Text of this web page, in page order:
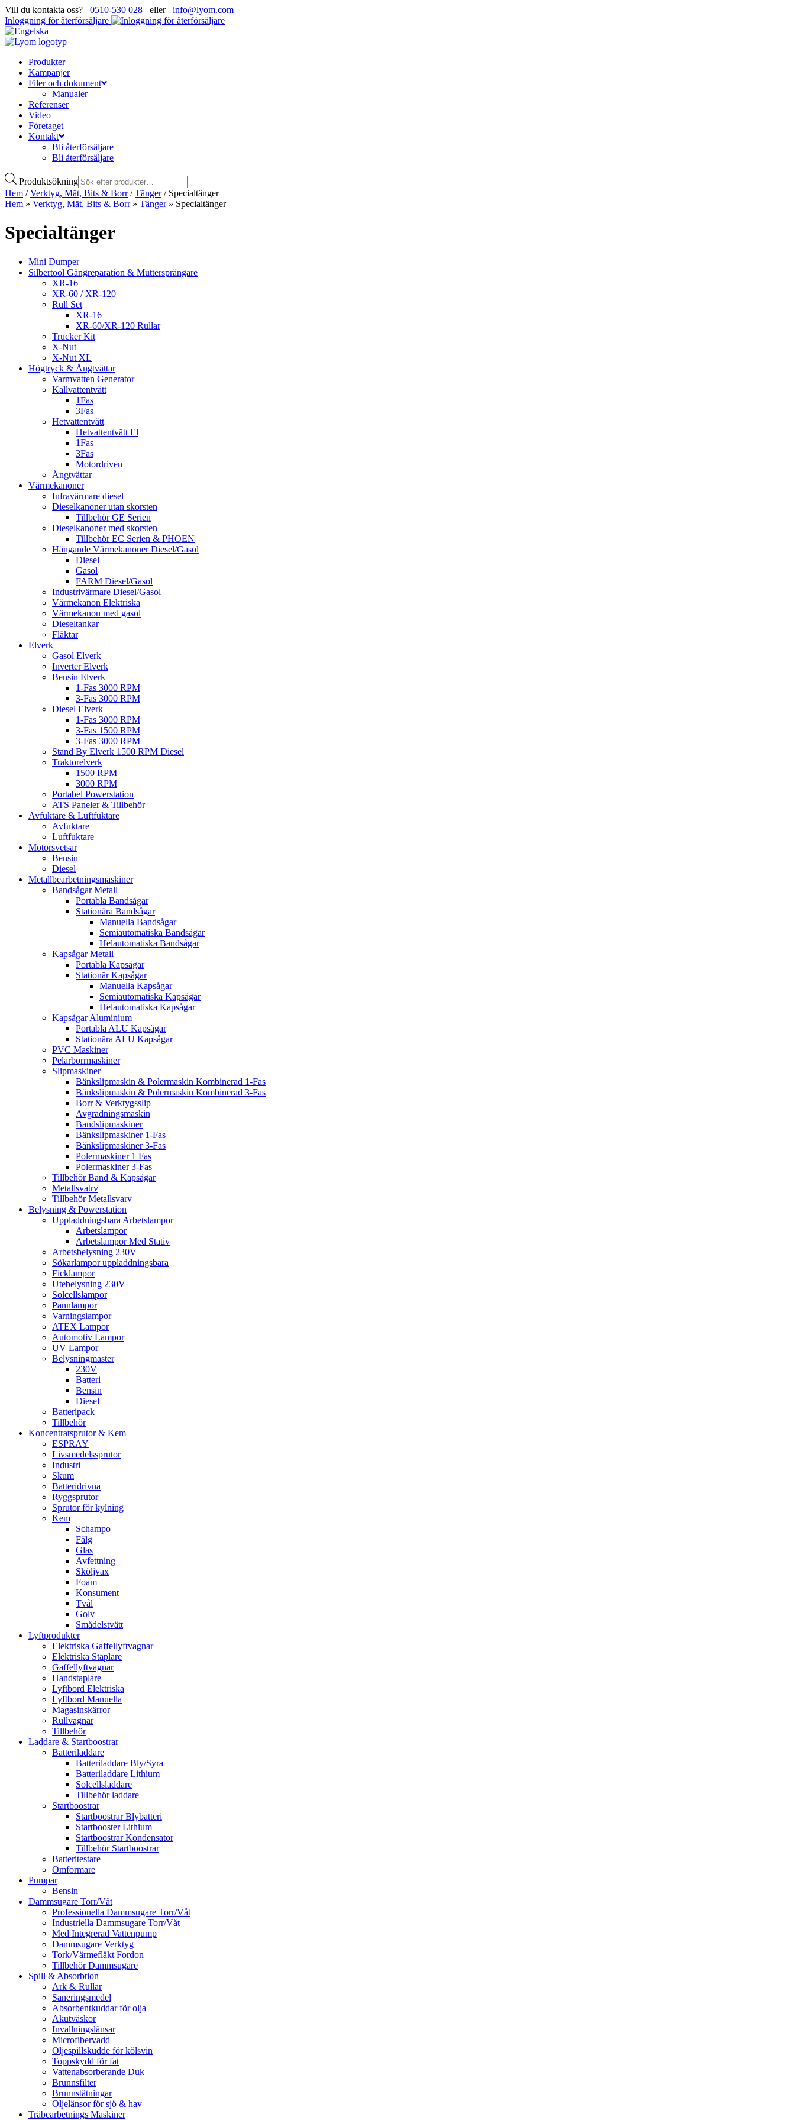
Vill du kontakta oss? 0510-530 028 eller
info@lyom.com
Inloggning för återförsäljare
Produkter
Kampanjer
Filer och dokument
Manualer
Referenser
Video
Företaget
Kontakt
Bli återförsäljare
Bli återförsäljare
Produktsökning
Hem /Verktyg, Mät, Bits & Borr/Tänger/ Specialtänger
Hem » Verktyg, Mät, Bits & Borr» Tänger» Specialtänger
Specialtänger
Mini Dumper
Silbertool Gängreparation & Muttersprängare
XR-16
XR-60 / XR-120
Rull Set
XR-16
XR-60/XR-120 Rullar
Trucker Kit
X-Nut
X-Nut XL
Högtryck & Ångtvättar
Varmvatten Generator
Kallvattentvätt
1Fas
3Fas
Hetvattentvätt
Hetvattentvätt El
1Fas
3Fas
Motordriven
Ångtvättar
Värmekanoner
Infravärmare diesel
Dieselkanoner utan skorsten
Tillbehör GE Serien
Dieselkanoner med skorsten
Tillbehör EC Serien & PHOEN
Hängande Värmekanoner Diesel/Gasol
Diesel
Gasol
FARM Diesel/Gasol
Industrivärmare Diesel/Gasol
Värmekanon Elektriska
Värmekanon med gasol
Dieseltankar
Fläktar
Elverk
Gasol Elverk
Inverter Elverk
Bensin Elverk
1-Fas 3000 RPM
3-Fas 3000 RPM
Diesel Elverk
1-Fas 3000 RPM
3-Fas 1500 RPM
3-Fas 3000 RPM
Stand By Elverk 1500 RPM Diesel
Traktorelverk
1500 RPM
3000 RPM
Portabel Powerstation
ATS Paneler & Tillbehör
Avfuktare & Luftfuktare
Avfuktare
Luftfuktare
Motorsvetsar
Bensin
Diesel
Metallbearbetningsmaskiner
Bandsågar Metall
Portabla Bandsågar
Stationära Bandsågar
Manuella Bandsågar
Semiautomatiska Bandsågar
Helautomatiska Bandsågar
Kapsågar Metall
Portabla Kapsågar
Stationär Kapsågar
Manuella Kapsågar
Semiautomatiska Kapsågar
Helautomatiska Kapsågar
Kapsågar Aluminium
Portabla ALU Kapsågar
Stationära ALU Kapsågar
PVC Maskiner
Pelarborrmaskiner
Slipmaskiner
Bänkslipmaskin & Polermaskin Kombinerad 1-Fas
Bänkslipmaskin & Polermaskin Kombinerad 3-Fas
Borr & Verktygsslip
Avgradningsmaskin
Bandslipmaskiner
Bänkslipmaskiner 1-Fas
Bänkslipmaskiner 3-Fas
Polermaskiner 1 Fas
Polermaskiner 3-Fas
Tillbehör Band & Kapsågar
Metallsvatrv
Tillbehör Metallsvarv
Belysning & Powerstation
Uppladdningsbara Arbetslampor
Arbetslampor
Arbetslampor Med Stativ
Arbetsbelysning 230V
Sökarlampor uppladdningsbara
Ficklampor
Utebelysning 230V
Solcellslampor
Pannlampor
Varningslampor
ATEX Lampor
Automotiv Lampor
UV Lampor
Belysningmaster
230V
Batteri
Bensin
Diesel
Batteripack
Tillbehör
Koncentratsprutor & Kem
ESPRAY
Livsmedelssprutor
Industri
Skum
Batteridrivna
Ryggsprutor
Sprutor för kylning
Kem
Schampo
Fälg
Glas
Avfettning
Sköljvax
Foam
Konsument
Tvål
Golv
Smådelstvätt
Lyftprodukter
Elektriska Gaffellyftvagnar
Elektriska Staplare
Gaffellyftvagnar
Handstaplare
Lyftbord Elektriska
Lyftbord Manuella
Magasinskärror
Rullvagnar
Tillbehör
Laddare & Startboostrar
Batteriladdare
Batteriladdare Bly/Syra
Batteriladdare Lithium
Solcellsladdare
Tillbehör laddare
Startboostrar
Startboostrar Blybatteri
Startbooster Lithium
Startboostrar Kondensator
Tillbehör Startboostrar
Batteritestare
Omformare
Pumpar
Bensin
Dammsugare Torr/Våt
Professionella Dammsugare Torr/Våt
Industriella Dammsugare Torr/Våt
Med Integrerad Vattenpump
Dammsugare Verktyg
Tork/Värmefläkt Fordon
Tillbehör Dammsugare
Spill & Absorbtion
Ark & Rullar
Saneringsmedel
Absorbentkuddar för olja
Akutväskor
Invallningslänsar
Microfibervadd
Oljespillskudde för kölsvin
Toppskydd för fat
Vattenabsorberande Duk
Brunnsfilter
Brunnstätningar
Oljelänsor för sjö & hav
Träbearbetnings Maskiner